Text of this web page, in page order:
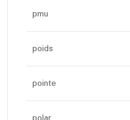
pmu
poids
pointe